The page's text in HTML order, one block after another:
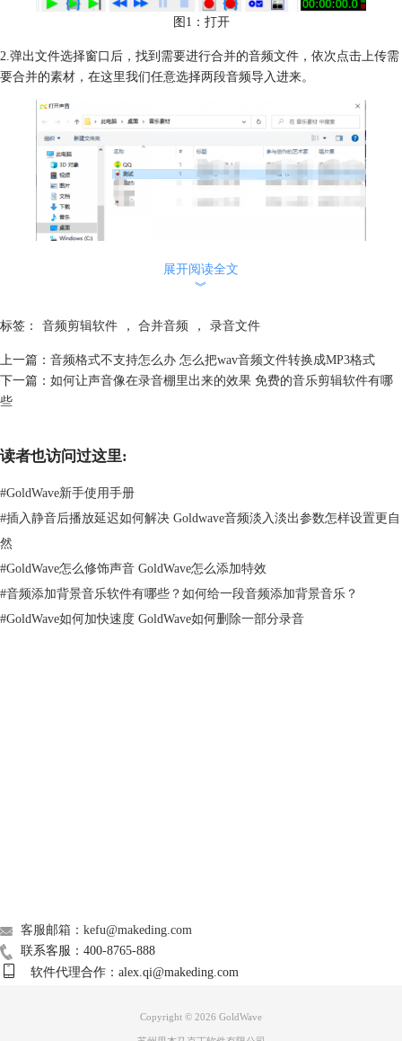
图1：打开
2.弹出文件选择窗口后，找到需要进行合并的音频文件，依次点击上传需
要合并的素材，在这里我们任意选择两段音频导入进来。
图2：导入
3.文件在软件中打开后，选择其中的一段声音截取出来，鼠标右键进行复
制，然后粘贴至新建的空白音轨上面，详细操作步骤可看下图。
面，与截取的第一段录音首尾相连，这样拼接的音乐就合并完成了，最后
记得将合并后的音乐进行保存即可。
展开阅读全文
︾
标签： 音频剪辑软件 ， 合并音频 ， 录音文件
上一篇： 音频格式不支持怎么办 怎么把wav音频文件转换成MP3格式
下一篇： 如何让声音像在录音棚里出来的效果 免费的音乐剪辑软件有哪
些
读者也访问过这里:
#GoldWave新手使用手册
#插入静音后播放延迟如何解决 Goldwave音频淡入淡出参数怎样设置更自
然
#GoldWave怎么修饰声音 GoldWave怎么添加特效
#音频添加背景音乐软件有哪些？如何给一段音频添加背景音乐？
#GoldWave如何加快速度 GoldWave如何删除一部分录音
客服邮箱：kefu@makeding.com
联系客服：400-8765-888
软件代理合作：alex.qi@makeding.com
Copyright © 2026 GoldWave